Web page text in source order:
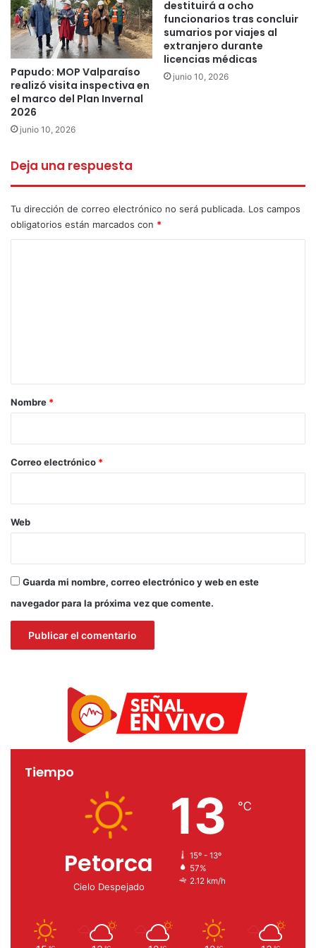
puesta en valor del patrimonio local. “Aquí renovamos
nuestro compromiso de seguir cuidando esta historia
compartida. El trabajo con los bienes comunes siempre
contará con todo nuestro apoyo, porque creemos que el
futuro que soñamos debe construirse con un profundo
respeto por cada familia de Pullally”, agregó la alcaldesa.
papudo Pullally tradiciones
Papudo: MOP Valparaíso
realizó visita inspectiva en
el marco del Plan Invernal
2026
junio 10, 2026
destituirá a ocho
funcionarios tras concluir
sumarios por viajes al
extranjero durante
licencias médicas
junio 10, 2026
Deja una respuesta
Tu dirección de correo electrónico no será publicada. Los campos
obligatorios están marcados con *
r
*
Nombre *
Correo electrónico *
Web
Guarda mi nombre, correo electrónico y web en este
navegador para la próxima vez que comente.
Tiempo
Petorca
Cielo Despejado
13 ℃
15º - 13º
57%
2.12 km/h